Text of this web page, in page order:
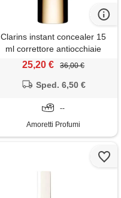
Clarins instant concealer 15
ml correttore antiocchiaie
levigante, rigenerante e a
25,20 € 36,00 €
Sped. 6,50 €
--
Amoretti Profumi